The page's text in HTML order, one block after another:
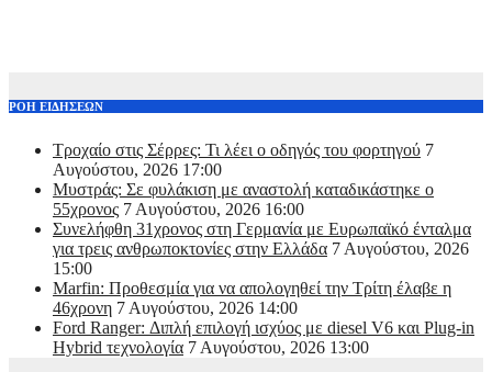
ΡΟΗ ΕΙΔΗΣΕΩΝ
Τροχαίο στις Σέρρες: Τι λέει ο οδηγός του φορτηγού 7
Αυγούστου, 2026 17:00
Μυστράς: Σε φυλάκιση με αναστολή καταδικάστηκε ο
55χρονος 7 Αυγούστου, 2026 16:00
Συνελήφθη 31χρονος στη Γερμανία με Ευρωπαϊκό ένταλμα
για τρεις ανθρωποκτονίες στην Ελλάδα 7 Αυγούστου, 2026
15:00
Marfin: Προθεσμία για να απολογηθεί την Τρίτη έλαβε η
46χρονη 7 Αυγούστου, 2026 14:00
Ford Ranger: Διπλή επιλογή ισχύος με diesel V6 και Plug-in
Hybrid τεχνολογία 7 Αυγούστου, 2026 13:00